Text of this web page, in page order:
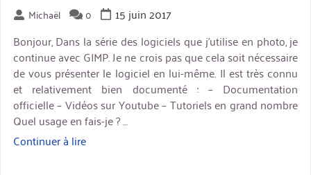
Michaël 0
15 juin 2017
Bonjour, Dans la série des logiciels que j’utilise en photo, je
continue avec GIMP. Je ne crois pas que cela soit nécessaire
de vous présenter le logiciel en lui-même. Il est très connu
et relativement bien documenté : – Documentation
officielle – Vidéos sur Youtube – Tutoriels en grand nombre
Quel usage en fais-je ? …
Continuer à lire« GIMP